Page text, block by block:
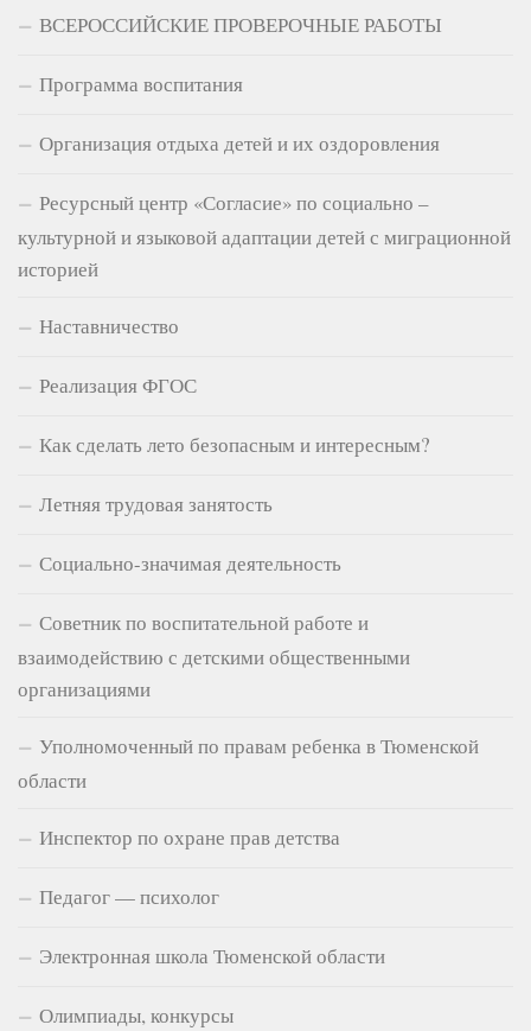
ВСЕРОССИЙСКИЕ ПРОВЕРОЧНЫЕ РАБОТЫ
Программа воспитания
Организация отдыха детей и их оздоровления
Ресурсный центр «Согласие» по социально –
культурной и языковой адаптации детей с миграционной
историей
Наставничество
Реализация ФГОС
Как сделать лето безопасным и интересным?
Летняя трудовая занятость
Социально-значимая деятельность
Советник по воспитательной работе и
взаимодействию с детскими общественными
организациями
Уполномоченный по правам ребенка в Тюменской
области
Инспектор по охране прав детства
Педагог — психолог
Электронная школа Тюменской области
Олимпиады, конкурсы